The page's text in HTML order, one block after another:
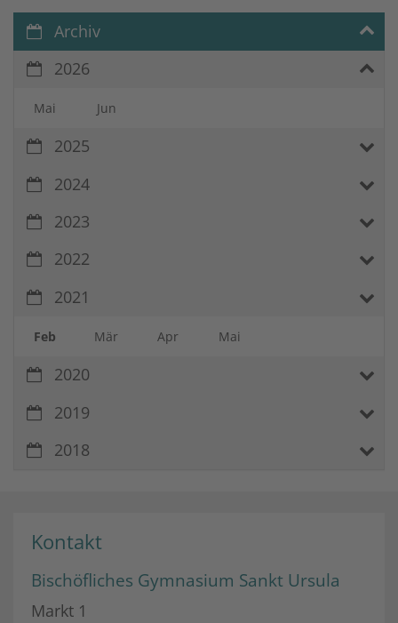
Archiv
2026
Mai Jun
2025
2024
2023
2022
2021
Feb Mär Apr Mai
2020
2019
2018
Kontakt
Bischöfliches Gymnasium Sankt Ursula
Markt 1